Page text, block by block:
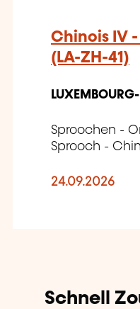
Chinois IV -
(LA-ZH-41)
Sproochen -
Sprooch -
24.09.2026
Schnell